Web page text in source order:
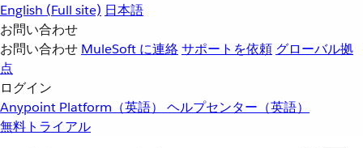
English (Full site) 日本語
お問い合わせ
お問い合わせ MuleSoft に連絡サポートを依頼 グローバル拠
点
ログイン
Anypoint Platform（英語） ヘルプセンター（英語）
無料トライアル